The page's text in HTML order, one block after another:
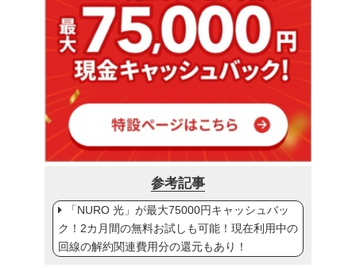
参考記事
「NURO 光」が最大75000円キャッシュバッ
ク！2カ月間の無料お試しも可能！現在利用中の
回線の解約関連費用分の還元もあり！